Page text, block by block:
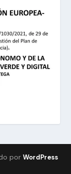
por WordPress